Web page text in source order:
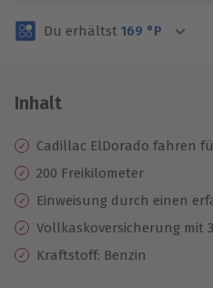
Volle Flexibilität
3 Jahre gültig &
Du erhältst 169 °P
Inhalt
Cadillac ElDorado fahren
200 Freikilometer
Einweisung durch einen
Vollkaskoversicherung mit
Kraftstoff: Benzin